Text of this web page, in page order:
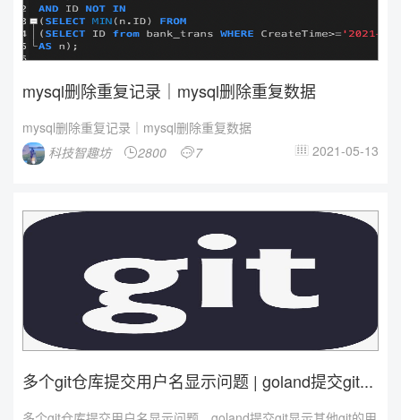
mysql删除重复记录｜mysql删除重复数据
mysql删除重复记录｜mysql删除重复数据
科技智趣坊
2800 7  2021-05-13
多个git仓库提交用户名显示问题 | goland提交git...